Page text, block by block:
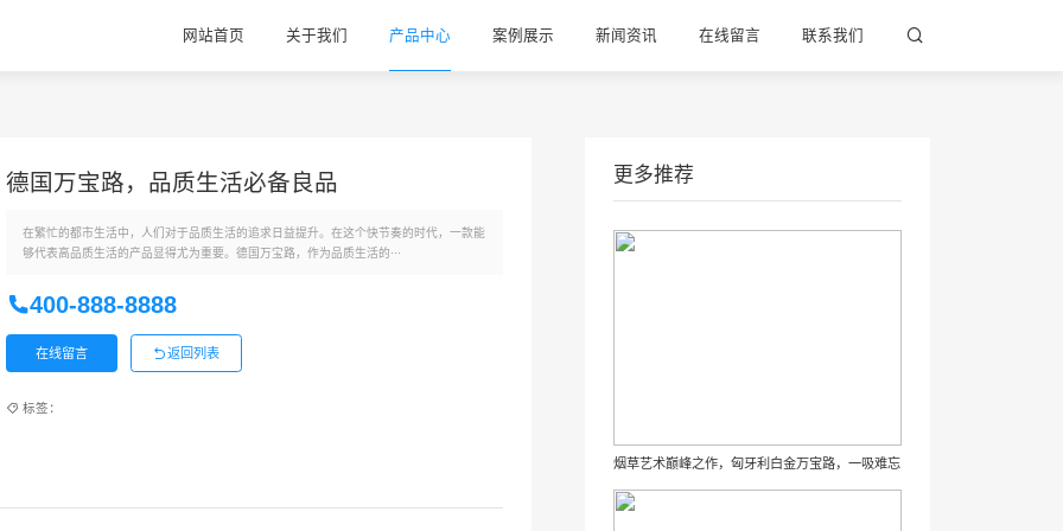
网站首页 关于我们 产品中心 案例展示 新闻资讯 在线留言 联系我们
德国万宝路，品质生活必备良品
在繁忙的都市生活中，人们对于品质生活的追求日益提升。在这个快节奏的时代，一款能
够代表高品质生活的产品显得尤为重要。德国万宝路，作为品质生活的···
400-888-8888
在线留言 返回列表
标签：
更多推荐
烟草艺术巅峰之作，匈牙利白金万宝路，一吸难忘